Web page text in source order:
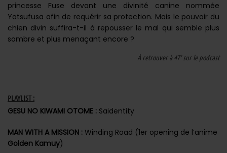
princesse Fuse devant une divinité canine nommée
Yatsufusa afin de requérir sa protection. Mais le pouvoir du
chien divin suffira-t-il à repousser le mal qui semble plus
sombre et plus menaçant encore ?
À retrouver à 47' sur le podcast
PLAYLIST :
GESU NO KIWAMI OTOME : Saidentity
MAN WITH A MISSION : Winding Road (1er opening de l’anime
Golden Kamuy)